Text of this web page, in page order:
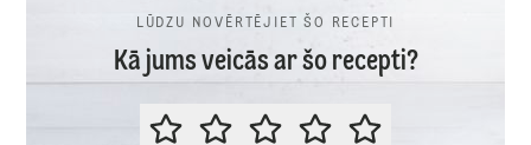
LŪDZU NOVĒRTĒJIET ŠO RECEPTI
Kā jums veicās ar šo recepti?
LŪDZU NOVĒRTĒJIET ŠO RECEPTI